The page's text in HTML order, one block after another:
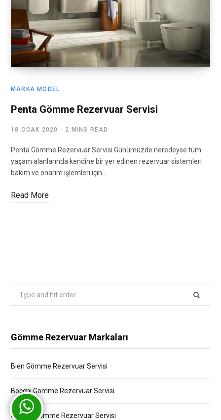
MARKA MODEL
Penta Gömme Rezervuar Servisi
18 OCAK 2020 2 MINS READ
Penta Gömme Rezervuar Servisi Günümüzde neredeyse tüm
yaşam alanlarında kendine bir yer edinen rezervuar sistemleri
bakım ve onarım işlemleri için…
Read More
Gömme Rezervuar Markaları
Bien Gömme Rezervuar Servisi
Bocchi Gömme Rezervuar Servisi
Creavit Gömme Rezervuar Servisi